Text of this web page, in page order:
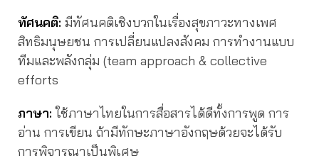
ทัศนคติ: มีทัศนคติเชิงบวกในเรื่องสุขภาวะทางเพศ
สิทธิมนุษยชน การเปลี่ยนแปลงสังคม การทำงานแบบ
ทีมและพลังกลุ่ม (team approach & collective
efforts
ภาษา: ใช้ภาษาไทยในการสื่อสารได้ดีทั้งการพูด การ
อ่าน การเขียน ถ้ามีทักษะภาษาอังกฤษด้วยจะได้รับ
การพิจารณาเป็นพิเศษ